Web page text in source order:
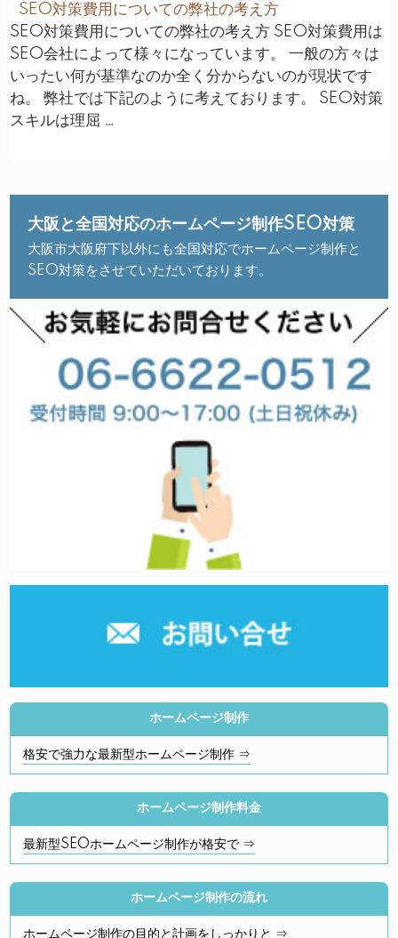
SEO対策費用についての弊社の考え方
SEO対策費用についての弊社の考え方 SEO対策費用は
SEO会社によって様々になっています。 一般の方々は
いったい何が基準なのか全く分からないのが現状です
ね。 弊社では下記のように考えております。 SEO対策
スキルは理屈 …
大阪と全国対応のホームページ制作SEO対策
大阪市大阪府下以外にも全国対応でホームページ制作と
SEO対策をさせていただいております。
ホームページ制作
格安で強力な最新型ホームページ制作 ⇒
ホームページ制作料金
最新型SEOホームページ制作が格安で ⇒
ホームページ制作の流れ
ホームページ制作の目的と計画をしっかりと ⇒